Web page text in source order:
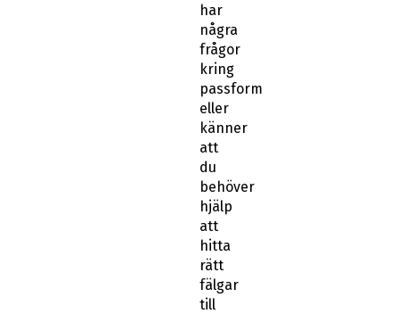
har
några
frågor
kring
passform
eller
känner
att
du
behöver
hjälp
att
hitta
rätt
fälgar
till